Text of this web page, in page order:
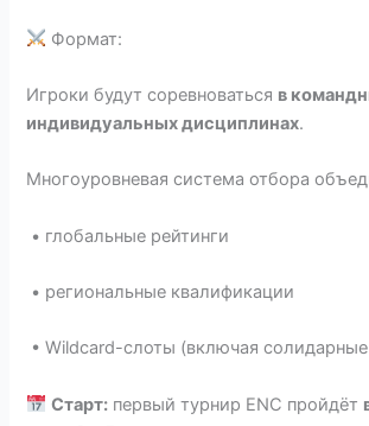
Формат:
Игроки будут соревноваться в
индивидуальных дисциплинах.
Многоуровневая система отбора
• глобальные рейтинги
• региональные квалификации
• Wildcard-слоты (включая
Старт: первый турнир ENC пройдёт